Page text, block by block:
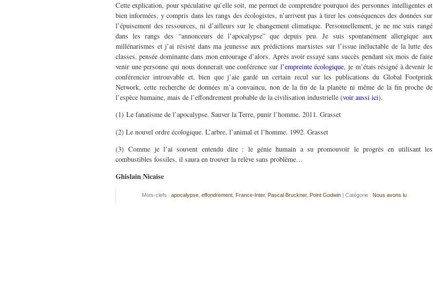
Cette explication, pour spéculative qu’elle soit, me permet de comprendre pourquoi des personnes intelligentes et
bien informées, y compris dans les rangs des écologistes, n’arrivent pas à tirer les conséquences des données sur
l’épuisement des ressources, ni d’ailleurs sur le changement climatique. Personnellement, je ne me suis rangé
dans les rangs des “annonceurs de l’apocalypse” que depuis peu. Je suis spontanément allergique aux
millénarismes et j’ai résisté dans ma jeunesse aux prédictions marxistes sur l’issue inéluctable de la lutte des
classes, pensée dominante dans mon entourage d’alors. Après avoir essayé sans succès pendant six mois de faire
venir une personne qui nous donnerait une conférence sur l’empreinte écologique, je m’étais résigné à devenir le
conférencier introuvable et, bien que j’aie gardé un certain recul sur les publications du Global Footprink
Network, cette recherche de données m’a convaincu, non de la fin de la planète ni même de la fin proche de
l’espèce humaine, mais de l’effondrement probable de la civilisation industrielle (voir aussi ici).
(1) Le fanatisme de l’apocalypse. Sauver la Terre, punir l’homme. 2011. Grasset
(2) Le nouvel ordre écologique. L’arbre, l’animal et l’homme. 1992. Grasset
(3) Comme je l’ai souvent entendu dire : le génie humain a su promouvoir le progrès en utilisant les
combustibles fossiles, il saura en trouver la relève sans problème…
Ghislain Nicaise
Mots-clefs : apocalypse effondrement France-Inter, Pascal Bruckner, Point Godwin | Catégorie : Nous avons lu